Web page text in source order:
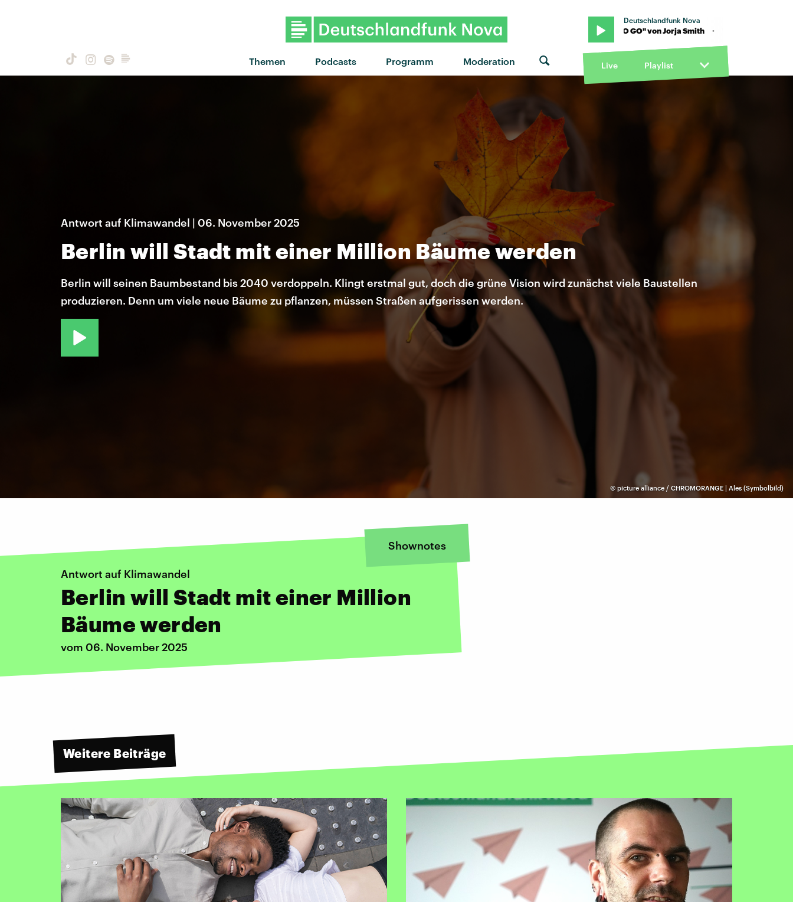
Themen Podcasts Programm Moderation
Deutschlandfunk Nova
"GO GO GO" von Jorja Smith · "GO GO GO" von Jorja Smith · "GO GO GO" von Jorja Smith
Live Playlist
© picture alliance / CHROMORANGE | Ales (Symbolbild)
Antwort auf Klimawandel | 06. November 2025
Berlin will Stadt mit einer Million Bäume werden
Berlin will seinen Baumbestand bis 2040 verdoppeln. Klingt erstmal gut, doch die grüne Vision wird zunächst viele Baustellen
produzieren. Denn um viele neue Bäume zu pflanzen, müssen Straßen aufgerissen werden.
Shownotes
Antwort auf Klimawandel
Berlin will Stadt mit einer Million
Bäume werden
vom 06. November 2025
Weitere Beiträge